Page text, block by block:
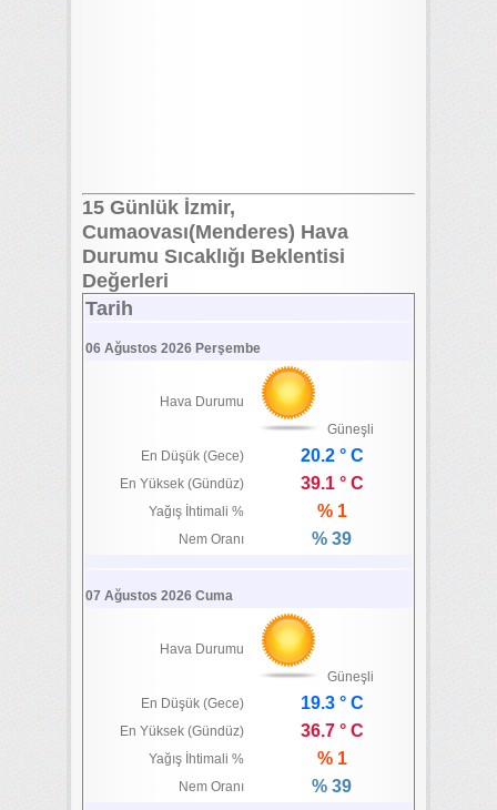
15 Günlük İzmir,
Cumaovası(Menderes) Hava
Durumu Sıcaklığı Beklentisi
Değerleri
Tarih
06 Ağustos 2026 Perşembe
Hava Durumu
Güneşli
En Düşük (Gece)
20.2 ° C
En Yüksek (Gündüz) 39.1 ° C
Yağış İhtimali % % 1
Nem Oranı % 39
07 Ağustos 2026 Cuma
Hava Durumu
Güneşli
En Düşük (Gece)
19.3 ° C
En Yüksek (Gündüz) 36.7 ° C
Yağış İhtimali % % 1
Nem Oranı % 39